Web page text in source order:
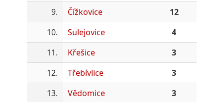
9.
Čížkovice
12
10.
Sulejovice
4
11.
Křešice
3
12.
Třebívlice
3
13.
Vědomice
3